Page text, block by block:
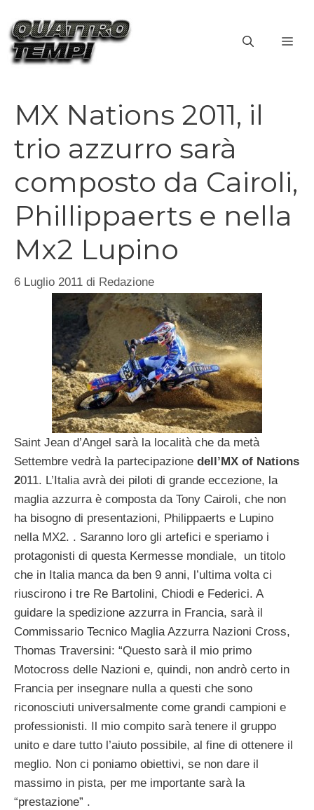
contenuto
MX Nations 2011, il
trio azzurro sarà
composto da Cairoli,
Phillippaerts e nella
Mx2 Lupino
6 Luglio 2011 di Redazione
Saint Jean d’Angel sarà la località che da metà
Settembre vedrà la partecipazione dell’MX of Nations
2011. L’Italia avrà dei piloti di grande eccezione, la
maglia azzurra è composta da Tony Cairoli, che non
ha bisogno di presentazioni, Philippaerts e Lupino
nella MX2. . Saranno loro gli artefici e speriamo i
protagonisti di questa Kermesse mondiale, un titolo
che in Italia manca da ben 9 anni, l’ultima volta ci
riuscirono i tre Re Bartolini, Chiodi e Federici. A
guidare la spedizione azzurra in Francia, sarà il
Commissario Tecnico Maglia Azzurra Nazioni Cross,
Thomas Traversini: “Questo sarà il mio primo
Motocross delle Nazioni e, quindi, non andrò certo in
Francia per insegnare nulla a questi che sono
riconosciuti universalmente come grandi campioni e
professionisti. Il mio compito sarà tenere il gruppo
unito e dare tutto l’aiuto possibile, al fine di ottenere il
meglio. Non ci poniamo obiettivi, se non dare il
massimo in pista, per me importante sarà la
“prestazione” .